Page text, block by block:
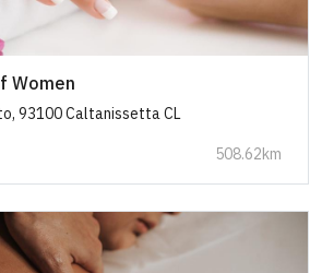
Women
93100 Caltanissetta CL
508.62km